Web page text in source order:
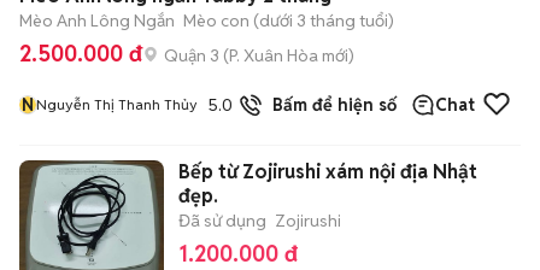
Mèo Anh Lông Ngắn Mèo con (dưới 3 tháng tuổi)
2.500.000 đ Quận 3 (P. Xuân Hòa mới)
NNguyễn Thị Thanh Thủy 5.0 19 đã bán
Bấm để hiện số Chat
Bếp từ Zojirushi xám nội địa Nhật
đẹp.
Đã sử dụng Zojirushi
1.200.000 đ